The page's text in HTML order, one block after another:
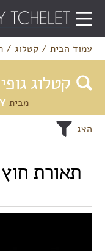
עמוד הבית/ קטלוג/
קטלוג
מבית
הצג
תאורת